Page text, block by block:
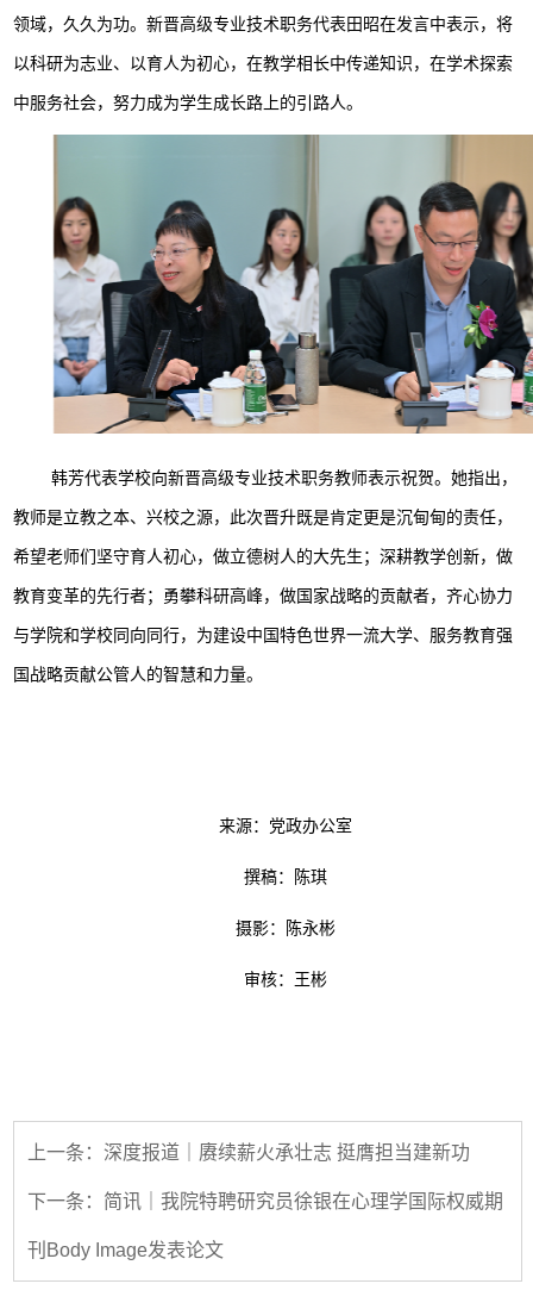
领域，久久为功。新晋高级专业技术职务代表田昭在发言中表示，将
以科研为志业、以育人为初心，在教学相长中传递知识，在学术探索
中服务社会，努力成为学生成长路上的引路人。
韩芳代表学校向新晋高级专业技术职务教师表示祝贺。她指出，
教师是立教之本、兴校之源，此次晋升既是肯定更是沉甸甸的责任，
希望老师们坚守育人初心，做立德树人的大先生；深耕教学创新，做
教育变革的先行者；勇攀科研高峰，做国家战略的贡献者，齐心协力
与学院和学校同向同行，为建设中国特色世界一流大学、服务教育强
国战略贡献公管人的智慧和力量。
来源：党政办公室
撰稿：陈琪
摄影：陈永彬
审核：王彬
上一条：深度报道｜赓续薪火承壮志 挺膺担当建新功
下一条：简讯｜我院特聘研究员徐银在心理学国际权威期
刊Body Image发表论文